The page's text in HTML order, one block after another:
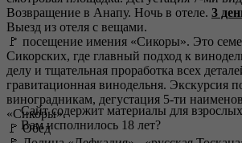
Возвращение в Анапу. Ночь в отеле. 3
Выезд из отеля с вещами.
🚩 посещение имения «Сикоры». Это
Сикорских, где главный подход к
делу и тщательная проработка всех
гравитационная винодельня. Экскурсия
виноградникам, дегустация 5-ти
«Сикоры».
🚩 Обед
Сайт содержит материалы для взрослых
Вам исполнилось 18 лет?